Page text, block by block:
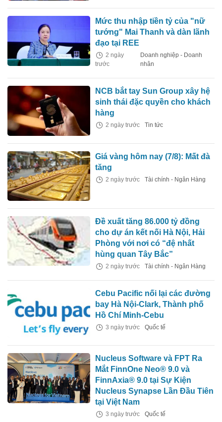
Mức thu nhập tiền tỷ của "nữ
tướng" Mai Thanh và dàn lãnh
đạo tại REE
2 ngày
trước
Doanh nghiệp - Doanh
nhân
NCB bắt tay Sun Group xây hệ
sinh thái đặc quyền cho khách
hàng
2 ngày trước Tin tức
Giá vàng hôm nay (7/8): Mất đà
tăng
2 ngày trước Tài chính - Ngân Hàng
Đề xuất tăng 86.000 tỷ đồng
cho dự án kết nối Hà Nội, Hải
Phòng với nơi có “đệ nhất
hùng quan Tây Bắc”
2 ngày trước Tài chính - Ngân Hàng
Cebu Pacific nối lại các đường
bay Hà Nội-Clark, Thành phố
Hồ Chí Minh-Cebu
3 ngày trước Quốc tế
Nucleus Software và FPT Ra
Mắt FinnOne Neo® 9.0 và
FinnAxia® 9.0 tại Sự Kiện
Nucleus Synapse Lần Đầu Tiên
tại Việt Nam
3 ngày trước Quốc tế